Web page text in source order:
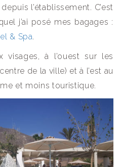
l’établissement. C’est
j’ai posé mes bagages :
& Spa
à l’ouest sur les
de la ville) et à l’est au
et moins touristique.